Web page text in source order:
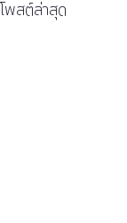
โพสต์ล่าสุด